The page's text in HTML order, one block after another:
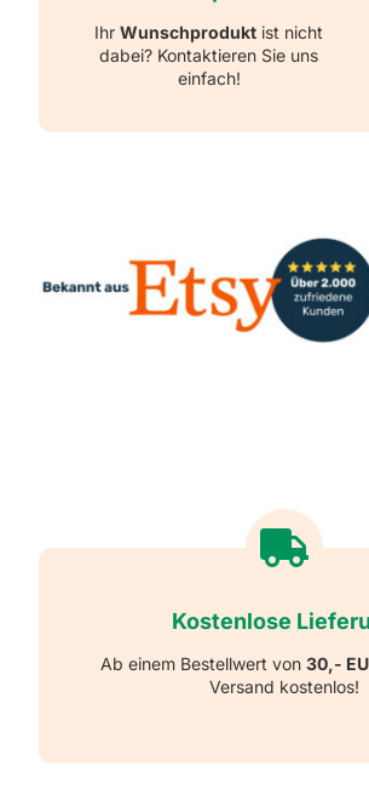
IhrWunschprodukt ist nicht
dabei? Kontaktieren Sie uns
einfach!
Kostenlose
Ab einem Bestellwert von30,-
Versand kostenlos!